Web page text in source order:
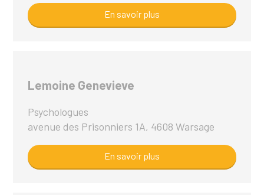
En savoir plus
Lemoine Genevieve
Psychologues
avenue des Prisonniers 1A, 4608 Warsage
En savoir plus